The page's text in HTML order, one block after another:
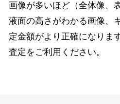
画像が多いほど（全体像、
液面の高さがわかる画像、
定金額がより正確になりま
査定をご利用ください。